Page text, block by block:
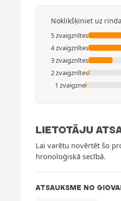
Noklikšķiniet uz
5 zvaigznītes
4 zvaigznītes
3 zvaigznītes
2 zvaigznītes
1 zvaigzne
LIETOTĀJU
Lai varētu novērtēt šo
hronoloģiskā secībā.
ATSAUKSME NO